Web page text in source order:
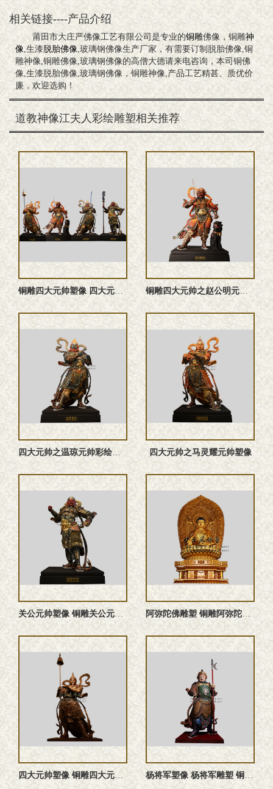
相关链接----产品介绍
莆田市大庄严佛像工艺有限公司是专业的铜雕佛像，铜雕神
像 ,生漆脱胎佛像 ,玻璃钢佛像生产厂家，有需要订制脱胎佛像,铜
雕神像,铜雕佛像,玻璃钢佛像的高僧大德请来电咨询，本司铜佛
像,生漆脱胎佛像,玻璃钢佛像，铜雕神像,产品工艺精甚、质优价
廉，欢迎选购！
道教神像江夫人彩绘雕塑相关推荐
铜雕四大元帅塑像 四大元帅雕塑 四大元帅神像 铜雕四大元帅之赵公明元帅塑像
四大元帅之温琼元帅‌彩绘神像 四大元帅之马灵耀元帅塑像
阿弥陀佛雕塑 铜雕阿弥陀佛塑像
杨将军塑像 杨将军雕塑 铜雕杨将军塑像 杨将军神像